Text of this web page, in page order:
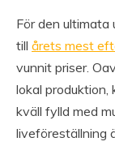
För den
till årets mest
vunnit priser.
lokal produktion,
kväll fylld med
liveföreställning